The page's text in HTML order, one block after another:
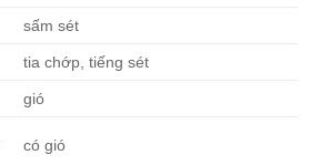
sấm sét
tia chớp, tiếng sét
gió
có gió